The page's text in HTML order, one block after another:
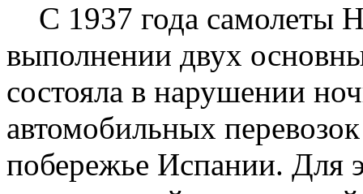
С 1937 года самолеты
выполнении двух
состояла в нарушении
автомобильных
побережье Испании. Для